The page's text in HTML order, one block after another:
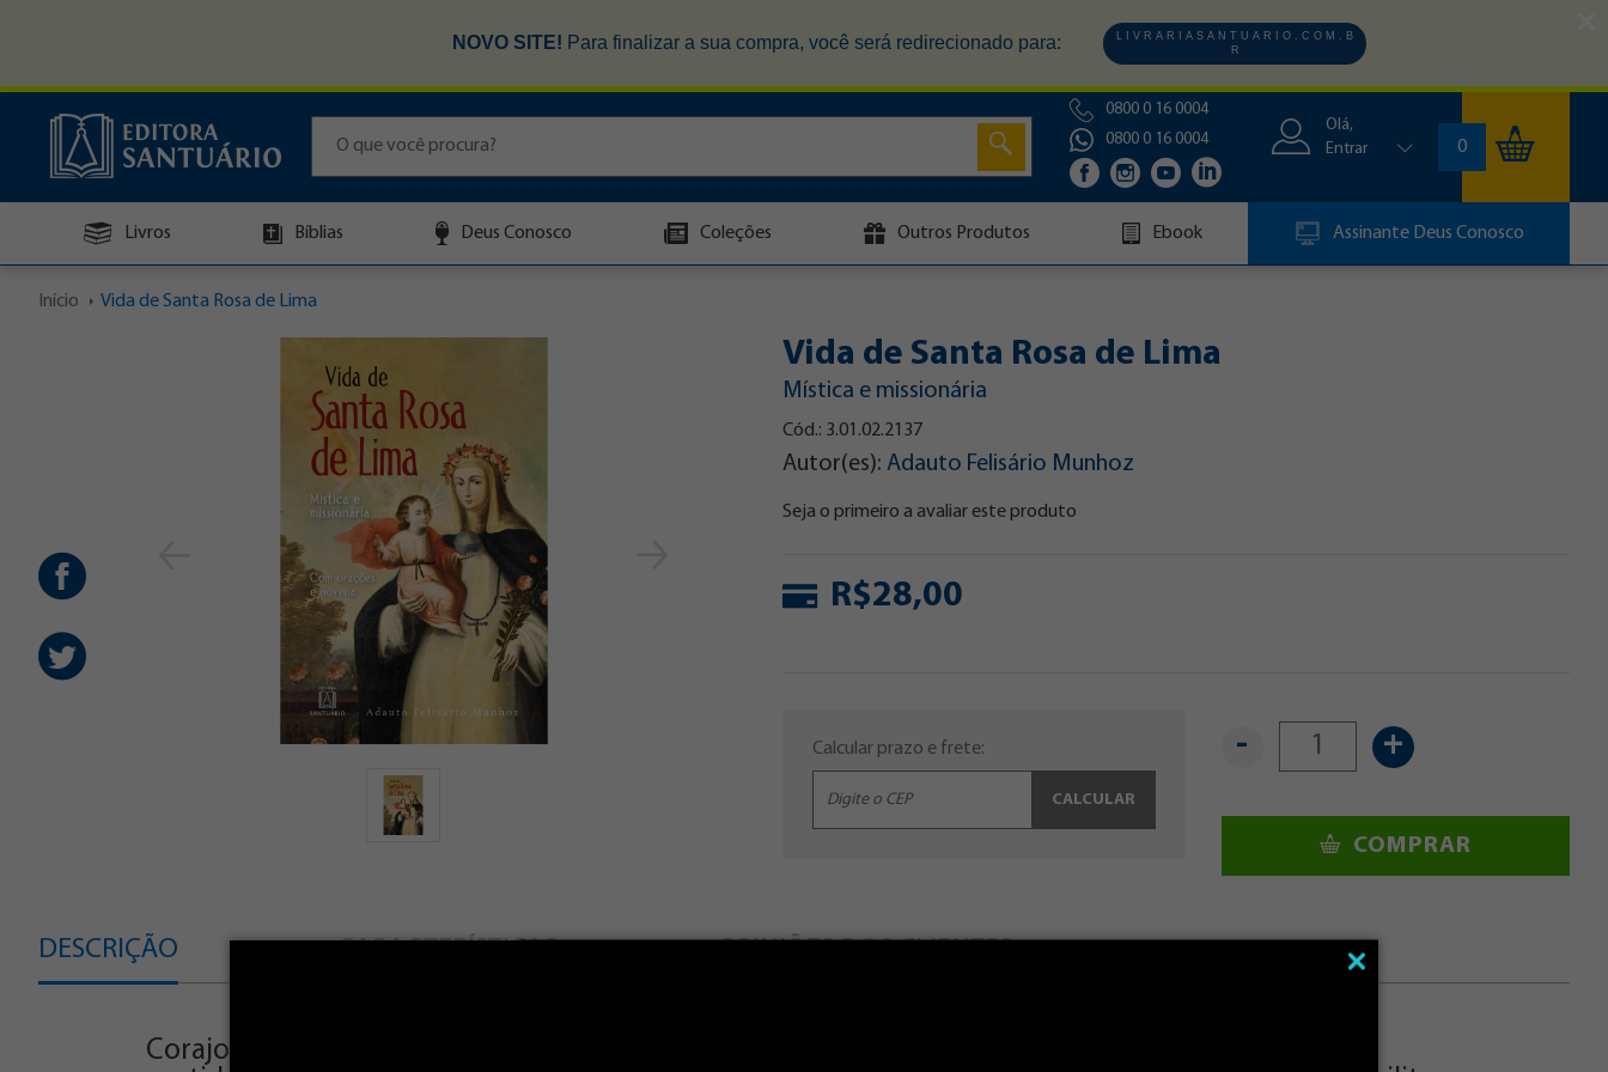
NOVO SITE! Para finalizar a sua compra, você será redirecionado para:
L I V R A R I A S A N T U A R I O . C O M . B
R
0800 0 16 0004
0800 0 16 0004
Olá,
Entrar
0
Livros Bíblias Deus Conosco Coleções Outros Produtos Ebook Assinante Deus Conosco
Início Vida de Santa Rosa de Lima
Vida de Santa Rosa de Lima
Mística e missionária
Cód.: 3.01.02.2137
Autor(es):Adauto Felisário Munhoz
Seja o primeiro a avaliar este produto
R$28,00
Calcular prazo e frete:
CALCULAR
- +
COMPRAR
DESCRIÇÃO CARACTERÍSTICAS OPINIÕES DOS CLIENTES
Corajosa, fiel ao Evangelho e amiga dos pobres e abandonados, Santa Rosa de Lima nos inspira à